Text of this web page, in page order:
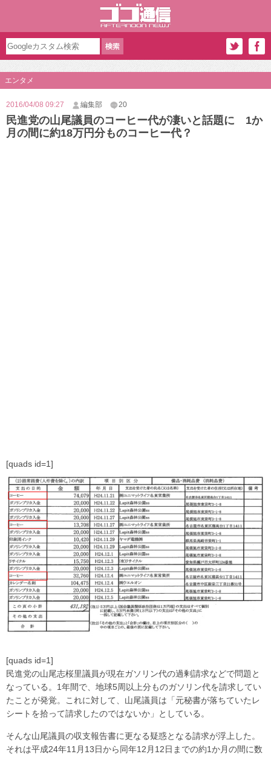
エンタメ
2016/04/08 09:27 編集部 20
民進党の山尾議員のコーヒー代が凄いと話題に 1か
月の間に約18万円分ものコーヒー代？
[quads id=1]
[quads id=1]
民進党の山尾志桜里議員が現在ガソリン代の過剰請求などで問題と
なっている。1年間で、地球5周以上分ものガソリン代を請求してい
たことが発覚。これに対して、山尾議員は「元秘書が落ちていたレ
シートを拾って請求したのではないか」としている。
そんな山尾議員の収支報告書に更なる疑惑となる請求が浮上した。
それは平成24年11月13日から同年12月12日までの約1か月の間に数